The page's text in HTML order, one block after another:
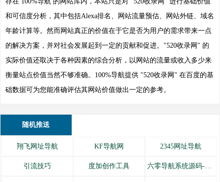
和可信度分析，其中包括Alexa排名、网站流量预估、网站外链、域名
年龄计算等。然而网站真正的价值在于它是否为用户的需求带来一点
的解决方案，并对社会发展起到一定的贡献和促进。"520收录网" 的
实际价值还取决于各种因素的综合分析，以网站的流量或收入多少来
衡量站点价值当然不够准确。100%导航提供 "520收录网" 在百度的基
础数据可为您能准确评估其网站价值做出一定的参考。
随机推送
翔飞网址导航 KF导航网 2345网址导航
引流技巧 度加创作工具 六零导航系统源码-全开源